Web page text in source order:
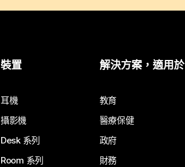
裝置
耳機
攝影機
Desk 系列
Room 系列
解決方案，適用於
教育
醫療保健
政府
財務